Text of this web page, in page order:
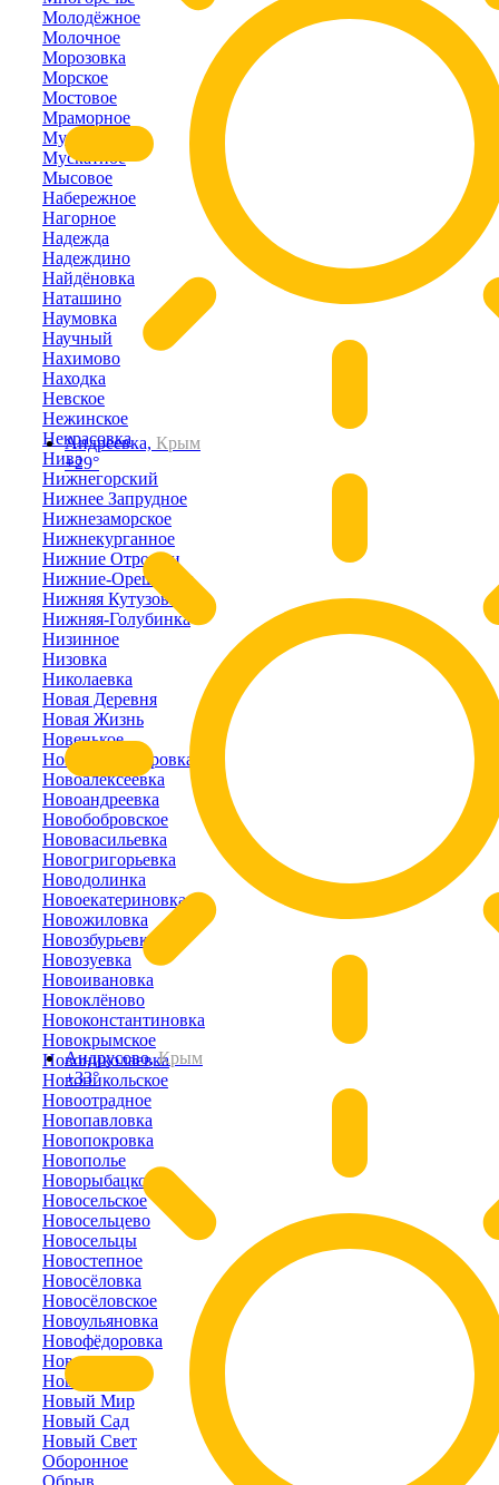
Андреевка, Крым
+29°
Андрусово,Крым
+33°
Молодёжное
Молочное
Морозовка
Морское
Мостовое
Мраморное
Муромское
Мускатное
Мысовое
Набережное
Нагорное
Надежда
Надеждино
Найдёновка
Наташино
Наумовка
Научный
Нахимово
Находка
Невское
Нежинское
Некрасовка
Нива
Нижнегорский
Нижнее Запрудное
Нижнезаморское
Нижнекурганное
Нижние Отрожки
Нижние-Орешники
Нижняя Кутузовка
Нижняя-Голубинка
Низинное
Низовка
Николаевка
Новая Деревня
Новая Жизнь
Новенькое
Новоалександровка
Новоалексеевка
Новоандреевка
Новобобровское
Нововасильевка
Новогригорьевка
Новодолинка
Новоекатериновка
Новожиловка
Новозбурьевка
Новозуевка
Новоивановка
Новоклёново
Новоконстантиновка
Новокрымское
Новониколаевка
Новоникольское
Новоотрадное
Новопавловка
Новопокровка
Новополье
Новорыбацкое
Новосельское
Новосельцево
Новосельцы
Новостепное
Новосёловка
Новосёловское
Новоульяновка
Новофёдоровка
Новоэстония
Новый Кояш
Новый Мир
Новый Сад
Новый Свет
Оборонное
Обрыв